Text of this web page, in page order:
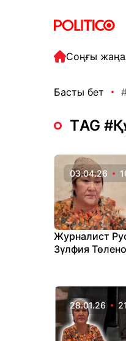
Соңғы
Басты бет
ТAG
03.04.26
Журналист
Зүлфия
28.01.26